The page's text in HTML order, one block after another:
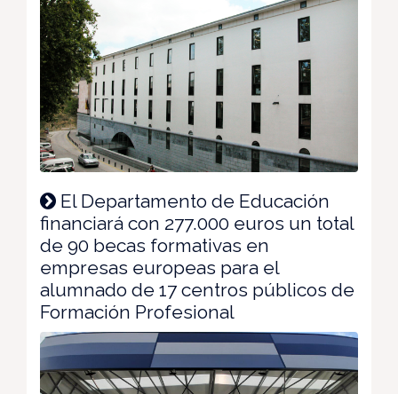
El Departamento de Educación
financiará con 277.000 euros un total
de 90 becas formativas en
empresas europeas para el
alumnado de 17 centros públicos de
Formación Profesional